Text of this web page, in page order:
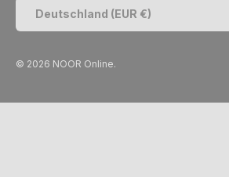
Deutschland (EUR €)
© 2026 NOOR Online.